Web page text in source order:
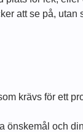
att se på, utan
krävs för ett
önskemål och